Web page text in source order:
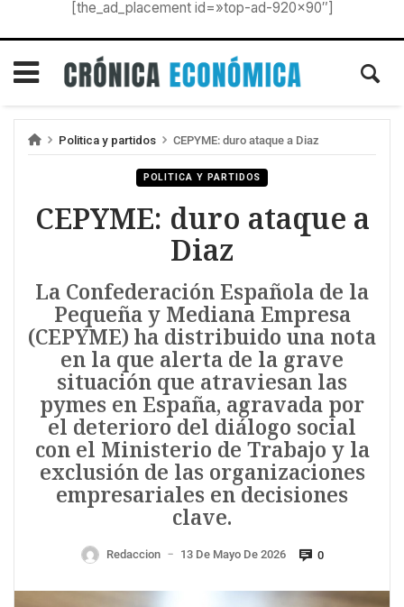
[the_ad_placement id=»top-ad-920×90″]
Politica y partidos CEPYME: duro ataque a Diaz
POLITICA Y PARTIDOS
CEPYME: duro ataque a
Diaz
La Confederación Española de la
Pequeña y Mediana Empresa
(CEPYME) ha distribuido una nota
en la que alerta de la grave
situación que atraviesan las
pymes en España, agravada por
el deterioro del diálogo social
con el Ministerio de Trabajo y la
exclusión de las organizaciones
empresariales en decisiones
clave.
Redaccion — 13 De Mayo De 2026 0